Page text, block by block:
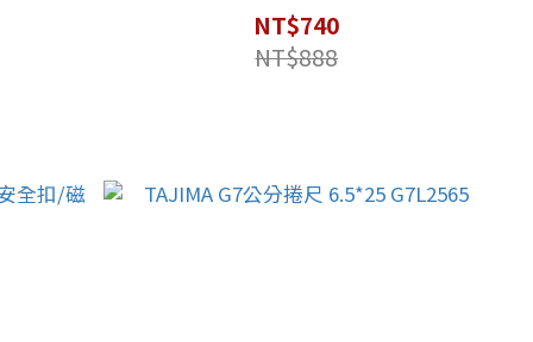
NT$740
NT$888